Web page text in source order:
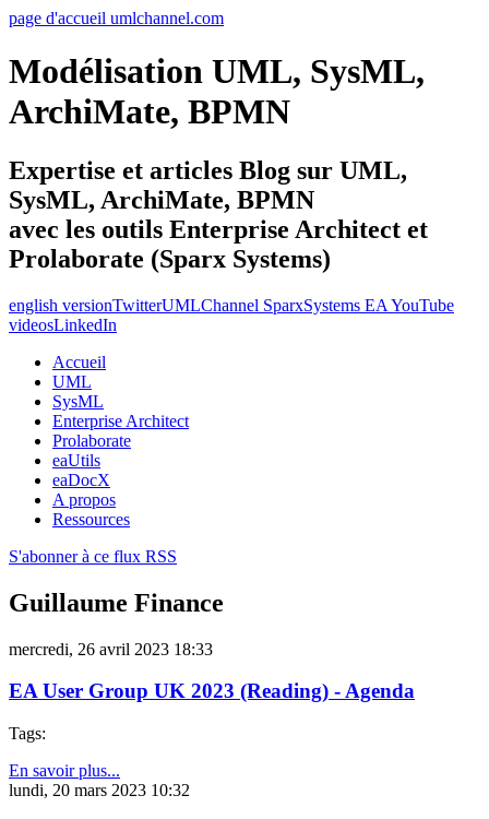
page d'accueil umlchannel.com
Modélisation UML, SysML,
ArchiMate, BPMN
Expertise et articles Blog sur UML,
SysML, ArchiMate, BPMN
avec les outils Enterprise Architect et
Prolaborate (Sparx Systems)
english versionTwitterUMLChannel SparxSystems EA YouTube
videosLinkedIn
Accueil
UML
SysML
Enterprise Architect
Prolaborate
eaUtils
eaDocX
A propos
Ressources
S'abonner à ce flux RSS
Guillaume Finance
mercredi, 26 avril 2023 18:33
EA User Group UK 2023 (Reading) - Agenda
Tags:
En savoir plus...
lundi, 20 mars 2023 10:32